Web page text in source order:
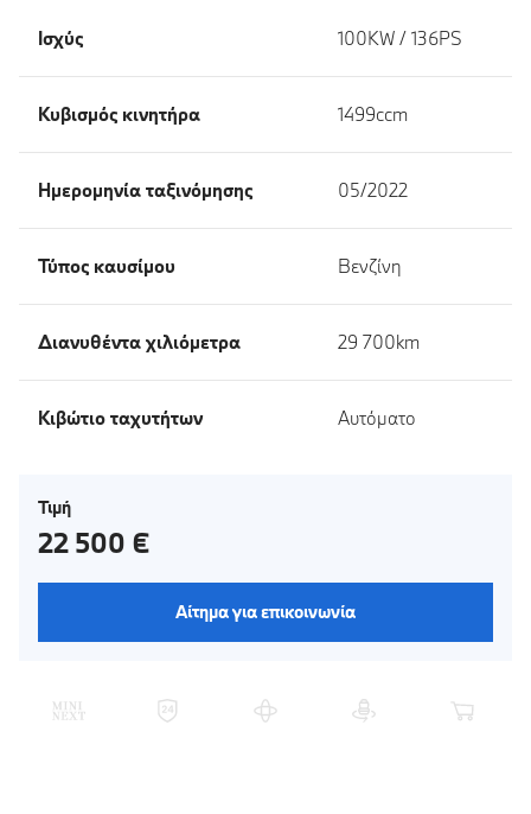
Ισχύς 100KW / 136PS
Κυβισμός κινητήρα 1499ccm
Ημερομηνία ταξινόμησης 05/2022
Τύπος καυσίμου Βενζίνη
Διανυθέντα χιλιόμετρα 29 700km
Κιβώτιο ταχυτήτων Αυτόματο
Τιμή
22 500 €
Αίτημα για επικοινωνία